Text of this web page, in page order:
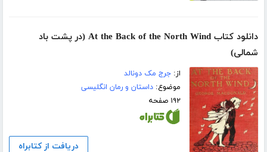
دانلود کتاب At the Back of the North Wind (در پشت باد
شمالی)
از:جرج مک دونالد
موضوع:داستان و رمان انگلیسی
۱۹۲ صفحه
دریافت از کتابراه